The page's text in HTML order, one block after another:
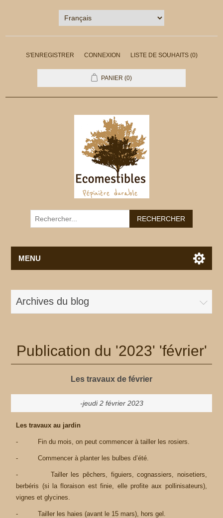
S'ENREGISTRER CONNEXION LISTE DE SOUHAITS (0)
PANIER (0)
MENU
Archives du blog
Publication du '2023' 'février'
Les travaux de février
-jeudi 2 février 2023
Les travaux au jardin
- Fin du mois, on peut commencer à tailler les rosiers.
- Commencer à planter les bulbes d’été.
- Tailler les pêchers, figuiers, cognassiers, noisetiers,
berbéris (si la floraison est finie, elle profite aux pollinisateurs),
vignes et glycines.
- Tailler les haies (avant le 15 mars), hors gel.